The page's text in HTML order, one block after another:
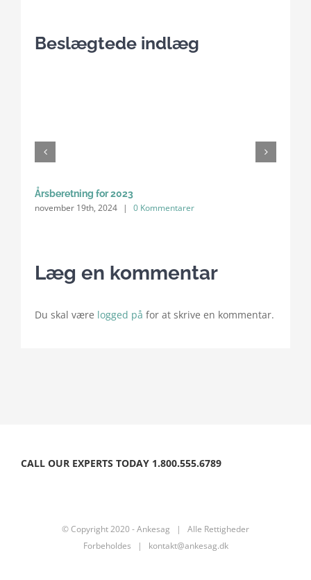
Beslægtede indlæg
Årsberetning for 2023
november 19th, 2024 | 0 Kommentarer
Læg en kommentar
Du skal være logged på for at skrive en kommentar.
CALL OUR EXPERTS TODAY 1.800.555.6789
© Copyright 2020 - Ankesag | Alle Rettigheder
Forbeholdes | kontakt@ankesag.dk